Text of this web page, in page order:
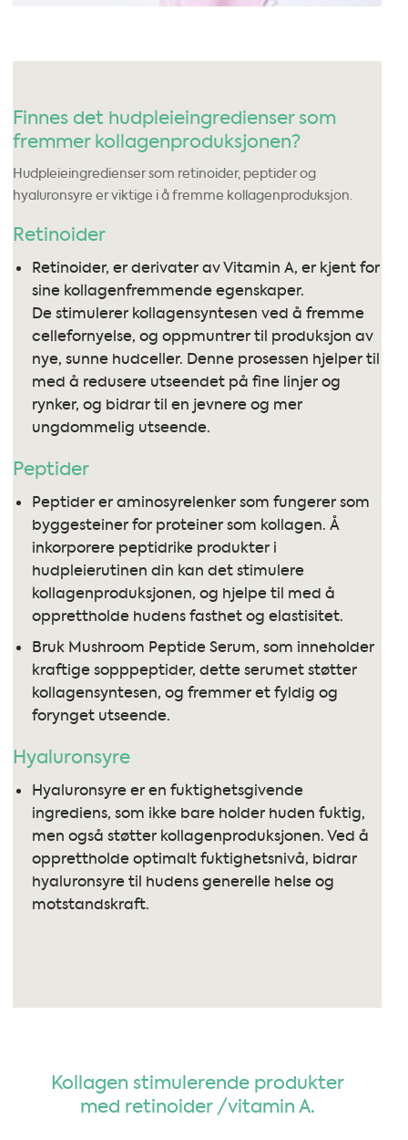
Finnes det hudpleieingredienser som
fremmer kollagenproduksjonen?
Hudpleieingredienser som retinoider, peptider og
hyaluronsyre er viktige i å fremme kollagenproduksjon.
Retinoider
Retinoider, er derivater av Vitamin A, er kjent for
sine kollagenfremmende egenskaper.
De stimulerer kollagensyntesen ved å fremme
cellefornyelse, og oppmuntrer til produksjon av
nye, sunne hudceller. Denne prosessen hjelper til
med å redusere utseendet på fine linjer og
rynker, og bidrar til en jevnere og mer
ungdommelig utseende.
Peptider
Peptider er aminosyrelenker som fungerer som
byggesteiner for proteiner som kollagen. Å
inkorporere peptidrike produkter i
hudpleierutinen din kan det stimulere
kollagenproduksjonen, og hjelpe til med å
opprettholde hudens fasthet og elastisitet.
Bruk Mushroom Peptide Serum, som inneholder
kraftige sopppeptider, dette serumet støtter
kollagensyntesen, og fremmer et fyldig og
forynget utseende.
Hyaluronsyre
Hyaluronsyre er en fuktighetsgivende
ingrediens, som ikke bare holder huden fuktig,
men også støtter kollagenproduksjonen. Ved å
opprettholde optimalt fuktighetsnivå, bidrar
hyaluronsyre til hudens generelle helse og
motstandskraft.
Kollagen stimulerende produkter
med retinoider /vitamin A.